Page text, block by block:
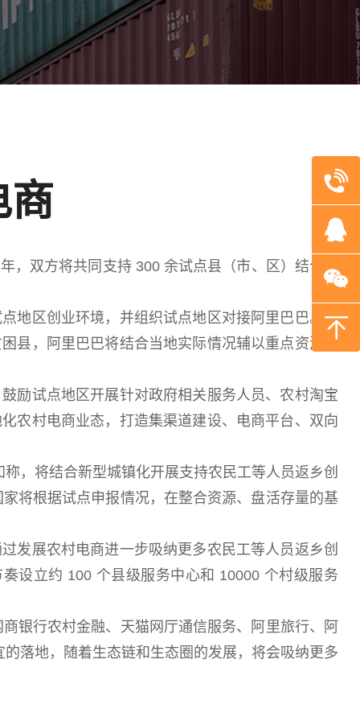
商
，双方将共同支持 300 余试点县（市、区）结合返
区创业环境，并组织试点地区对接阿里巴巴。阿
县，阿里巴巴将结合当地实际情况辅以重点资源倾
试点地区开展针对政府相关服务人员、农村淘宝
农村电商业态，打造集渠道建设、电商平台、双向
将结合新型城镇化开展支持农民工等人员返乡创
将根据试点申报情况，在整合资源、盘活存量的基
展农村电商进一步吸纳更多农民工等人员返乡创
设立约 100 个县级服务中心和 10000 个村级服务
行农村金融、天猫网厅通信服务、阿里旅行、阿
落地，随着生态链和生态圈的发展，将会吸纳更多